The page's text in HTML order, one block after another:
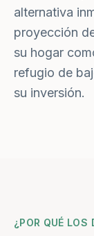
alternativa
proyección
su hogar
refugio de
su inversión.
¿POR QUÉ LOS